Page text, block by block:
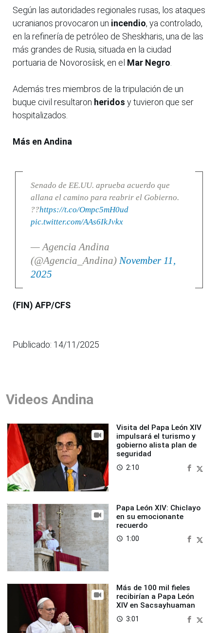
Según las autoridades regionales rusas, los ataques
ucranianos provocaron un incendio, ya controlado,
en la refinería de petróleo de Sheskharis, una de las
más grandes de Rusia, situada en la ciudad
portuaria de Novorosíisk, en el Mar Negro
Además tres miembros de la tripulación de un
buque civil resultaron heridos y tuvieron que ser
hospitalizados.
Más en Andina
Senado de EE.UU. aprueba acuerdo que
allana el camino para reabrir el Gobierno.
??https://t.co/Ompc5mH0ud
pic.twitter.com/AAs6IkJvkx
— Agencia Andina
(@Agencia_Andina) November 11,
2025
(FIN) AFP/CFS
Publicado: 14/11/2025
Videos Andina
Visita del Papa León XIV
impulsará el turismo y
gobierno alista plan de
seguridad
access_time 2:10
Papa León XIV: Chiclayo
en su emocionante
recuerdo
access_time 1:00
Más de 100 mil fieles
recibirían a Papa León
XIV en Sacsayhuaman
access_time 3:01